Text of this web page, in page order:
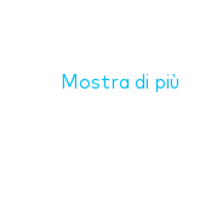
Mostra di più